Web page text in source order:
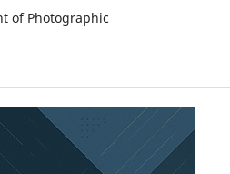
of Photographic